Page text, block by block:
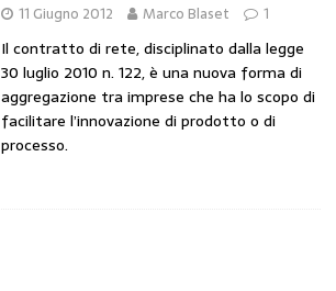
11 Giugno 2012 Marco Blaset 1
Il contratto di rete, disciplinato dalla legge
30 luglio 2010 n. 122, è una nuova forma di
aggregazione tra imprese che ha lo scopo di
facilitare l’innovazione di prodotto o di
processo.